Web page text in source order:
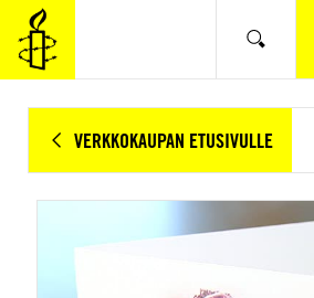
SIIRRY
VARSINAISEEN
SISÄLTÖÖN
Hae
VERKKOKAUPAN ETUSIVULLE